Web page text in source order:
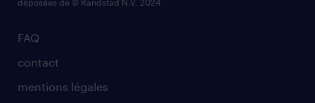
FAQ
contact
mentions légales
déposées de © Randstad N.V. 2024.